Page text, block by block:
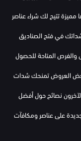
تتيح لك شراء عناصر
في فتح الصناديق
المتاحة للحصول
العروض تمنحك شدات
نصائح حول أفضل
على عناصر ومكافآت